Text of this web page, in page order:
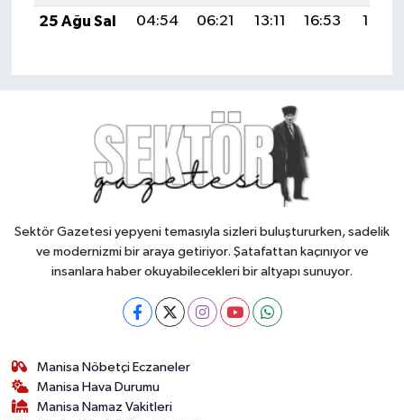
25 Ağu Sal
04:54 06:21 13:11 16:53 19:51
Sektör Gazetesi yepyeni temasıyla sizleri buluştururken, sadelik
ve modernizmi bir araya getiriyor. Şatafattan kaçınıyor ve
insanlara haber okuyabilecekleri bir altyapı sunuyor.
Manisa Nöbetçi Eczaneler
Manisa Hava Durumu
Manisa Namaz Vakitleri